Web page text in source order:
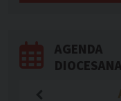
AGENDA
DIOCESANA